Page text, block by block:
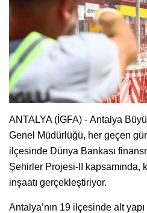
ANTALYA (İGFA) - Antalya
Genel Müdürlüğü, her geçen
ilçesinde Dünya Bankası
Şehirler Projesi-II kapsamında,
inşaatı gerçekleştiriyor.
Antalya’nın 19 ilçesinde alt